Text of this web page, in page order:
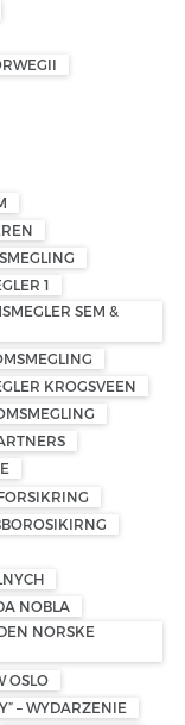
1
SEM &
KROGSVEEN
NOBLA
NORSKE
OSLO
– WYDARZENIE